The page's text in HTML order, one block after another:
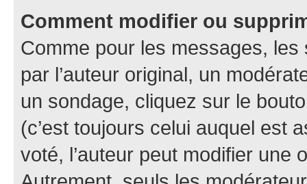
Comment modifier ou
Comme pour les messages,
par l’auteur original, un
un sondage, cliquez sur le
(c’est toujours celui auquel est
voté, l’auteur peut modifier une